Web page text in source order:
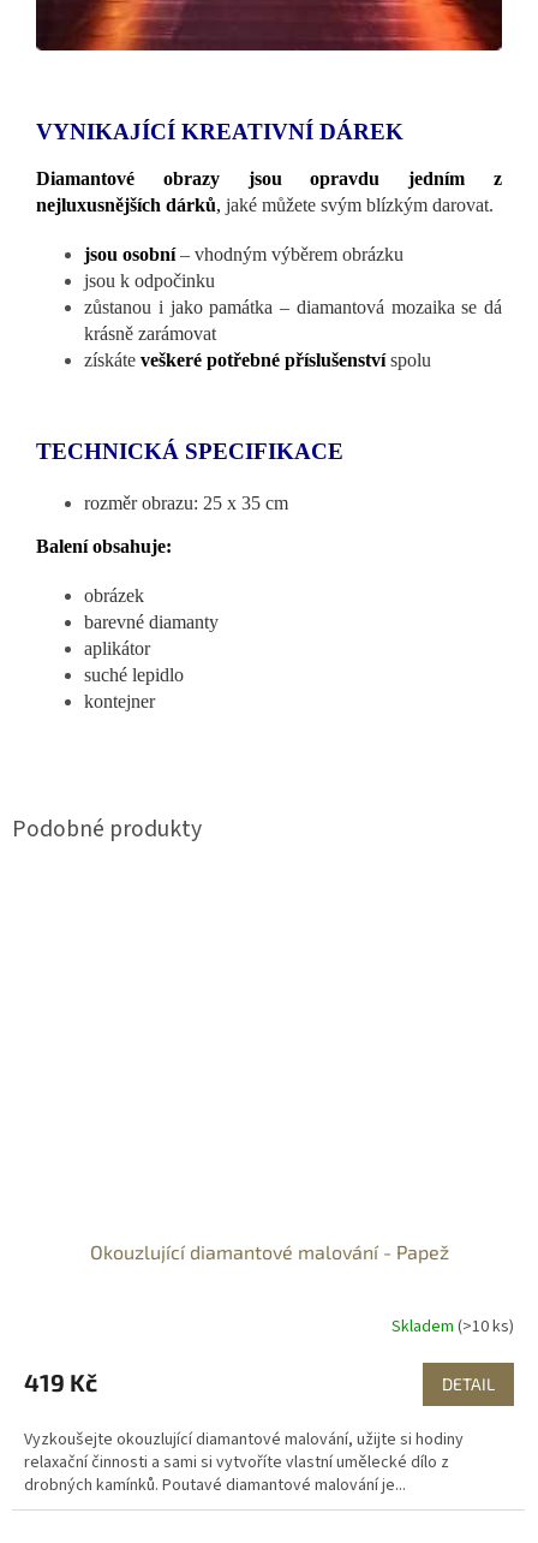
VYNIKAJÍCÍ KREATIVNÍ DÁREK
Diamantové obrazy jsou opravdu jedním z
nejluxusnějších dárků, jaké můžete svým blízkým darovat.
jsou osobní – vhodným výběrem obrázku
jsou k odpočinku
zůstanou i jako památka – diamantová mozaika se dá
krásně zarámovat
získáte veškeré potřebné příslušenstvíspolu
TECHNICKÁ SPECIFIKACE
rozměr obrazu: 25 x 35 cm
Balení obsahuje:
obrázek
barevné diamanty
aplikátor
suché lepidlo
kontejner
Okouzlující diamantové malování - Papež
Skladem (>10 ks)
419 Kč DETAIL
Vyzkoušejte okouzlující diamantové malování, užijte si hodiny
relaxační činnosti a sami si vytvoříte vlastní umělecké dílo z
drobných kamínků. Poutavé diamantové malování je...